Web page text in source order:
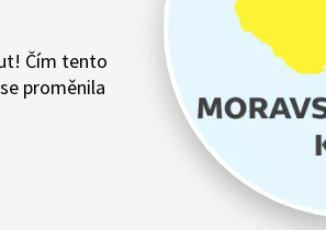
Čím tento
proměnila